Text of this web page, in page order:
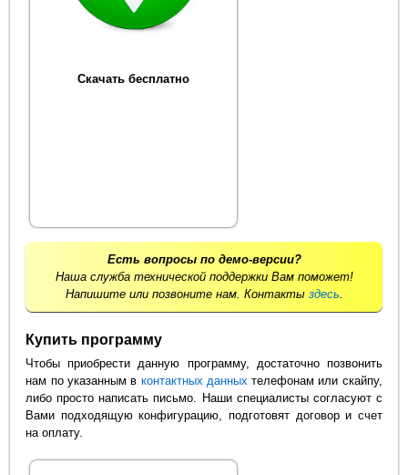
Скачать бесплатно
Есть вопросы по демо-версии?
Наша служба технической поддержки Вам поможет!
Напишите или позвоните нам. Контакты здесь
Купить программу
Чтобы приобрести данную программу, достаточно позвонить
нам по указанным в контактных данных телефонам или скайпу,
либо просто написать письмо. Наши специалисты согласуют с
Вами подходящую конфигурацию, подготовят договор и счет
на оплату.